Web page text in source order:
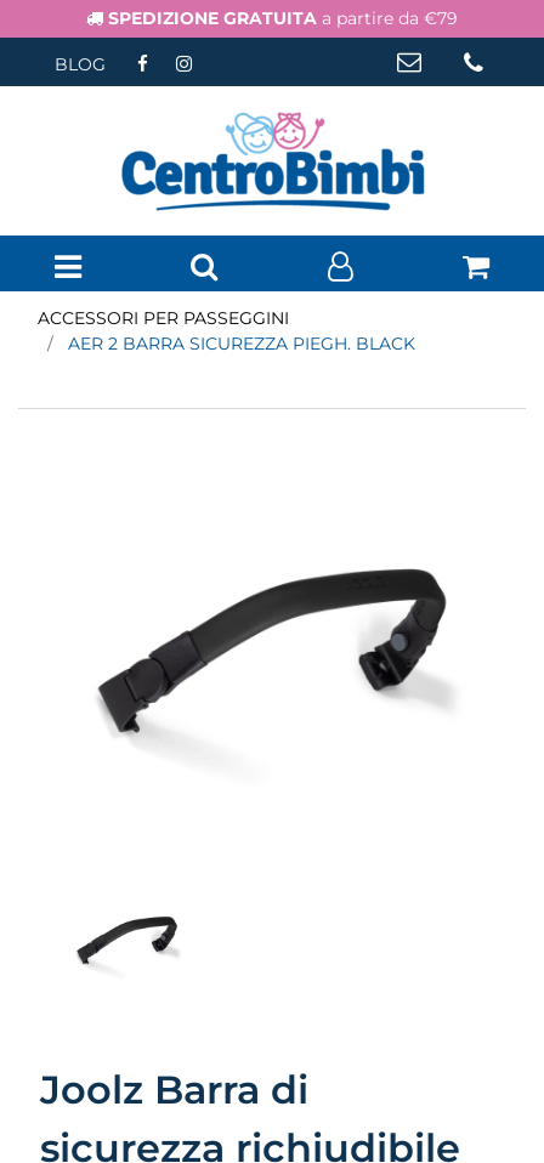
SPEDIZIONE GRATUITA a partire da €79
BLOG
Open menu
ACCESSORI PER PASSEGGINI
AER 2 BARRA SICUREZZA PIEGH. BLACK
Joolz Barra di
sicurezza richiudibile